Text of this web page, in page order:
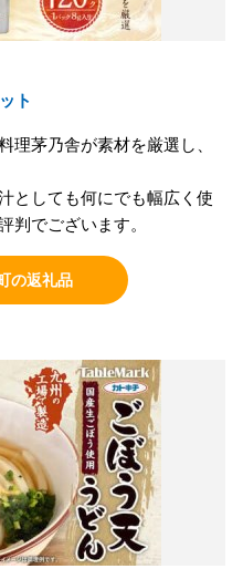
ト
理茅乃舎が素材を厳選し、
としても何にでも幅広く使
判でございます。
の返礼品